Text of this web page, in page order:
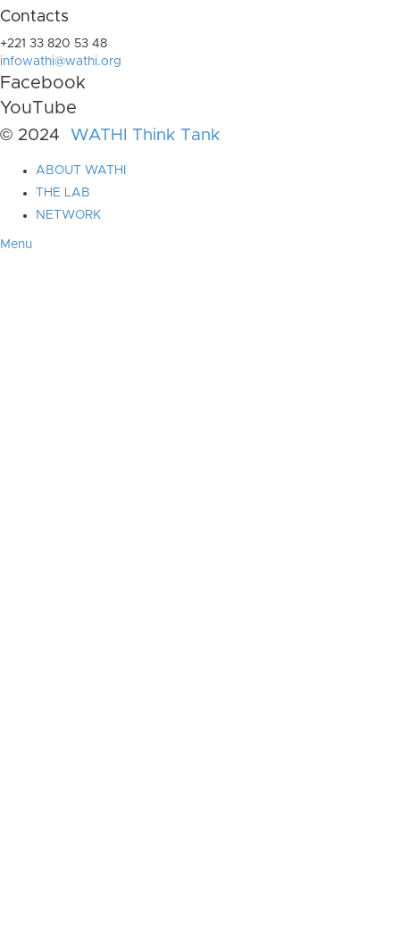
Contacts
+221 33 820 53 48
infowathi@wathi.org
Facebook
YouTube
© 2024 WATHI Think Tank
ABOUT WATHI
THE LAB
NETWORK
Menu